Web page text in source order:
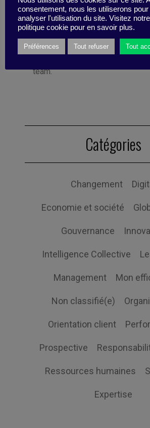
Bolloré Technologies, among
founded Business Digest in
been running the company since
she took the Internet plunge in
team.
Catégories
Changement
Economie et société
Gouvernance
Intelligence Collective
Management Mon
Non classifié(e)
Orientation client
Prospective
Ressources humaines
Expertise
consentement, nous les utiliserons
analyser l'utilisation du site. Visitez
politique cookie pour en savoir plus.
Préférences Tout refuser Tout